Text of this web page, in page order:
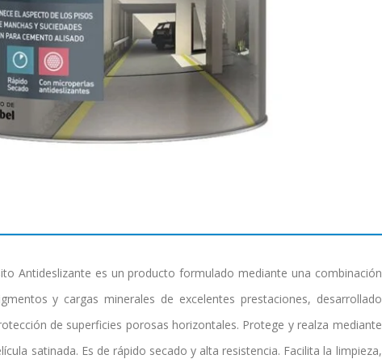
Antideslizante es un producto formulado mediante una combinación
y cargas minerales de excelentes prestaciones, desarrollado
de superficies porosas horizontales. Protege y realza mediante
satinada. Es de rápido secado y alta resistencia. Facilita la limpieza,